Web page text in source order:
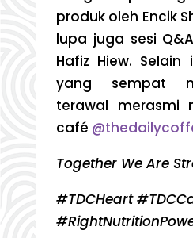
produk oleh Encik
lupa juga sesi
Hafiz Hiew.
yang sempat
terawal merasmi
café
Together We Are
#TDCHeart